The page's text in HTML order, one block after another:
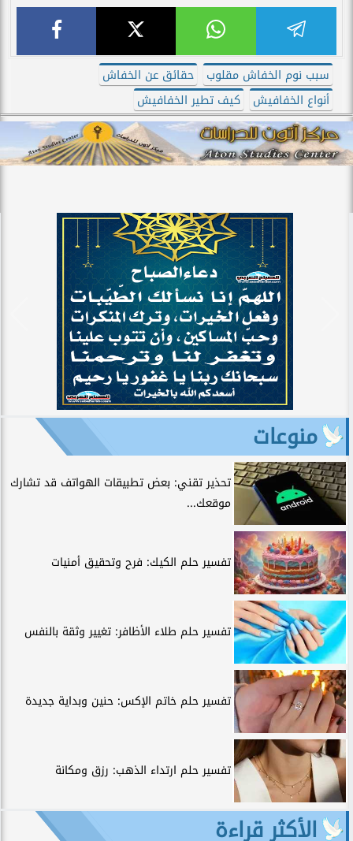
سبب نوم الخفاش مقلوب
حقائق عن الخفاش
أنواع الخفافيش
كيف تطير الخفافيش
منوعات
تحذير تقني: بعض تطبيقات الهواتف قد تشارك
موقعك...
تفسير حلم الكيك: فرح وتحقيق أمنيات
تفسير حلم طلاء الأظافر: تغيير وثقة بالنفس
تفسير حلم خاتم الإكس: حنين وبداية جديدة
تفسير حلم ارتداء الذهب: رزق ومكانة
الأكثر قراءة